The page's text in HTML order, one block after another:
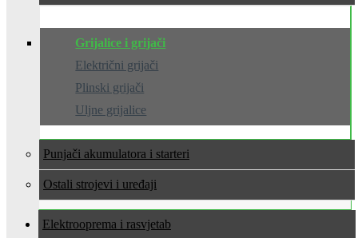
Grijalice i grijači
Električni grijači
Plinski grijači
Uljne grijalice
Punjači akumulatora i starteri
Ostali strojevi i uređaji
Elektrooprema i rasvjeta